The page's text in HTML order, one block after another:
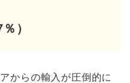
）
からの輸入が圧倒的に